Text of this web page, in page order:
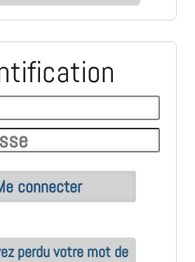
perdu votre mot de